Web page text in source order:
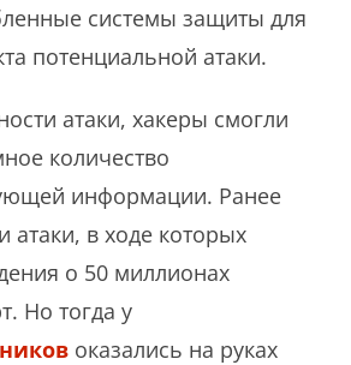
системы защиты для
потенциальной атаки.
атаки, хакеры смогли
количество
информации. Ранее
атаки, в ходе которых
о 50 миллионах
Но тогда у
оказались на руках